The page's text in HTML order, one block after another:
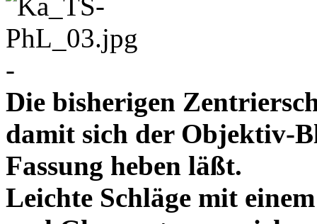
-
Die bisherigen
damit sich der Objektiv-
Fassung heben läßt.
Leichte Schläge mit